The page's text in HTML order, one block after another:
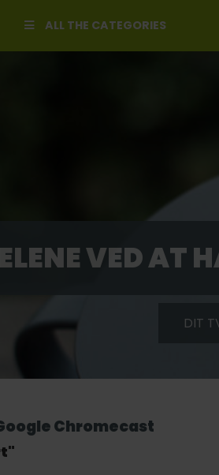
ALL THE CATEGORIES
VED AT
DIT
Chromecast